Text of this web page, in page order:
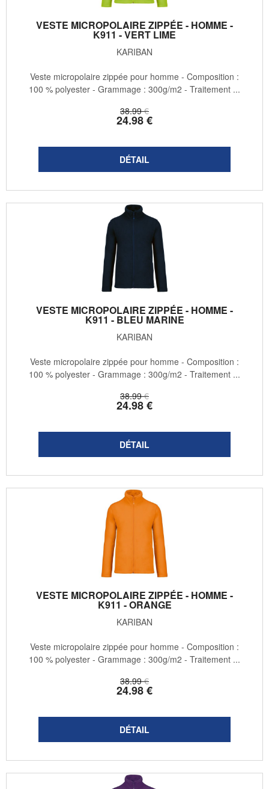
VESTE MICROPOLAIRE ZIPPÉE - HOMME -
K911 - VERT LIME
KARIBAN
38.99 €
24.98€
Veste micropolaire zippée pour homme - Composition :
100 % polyester - Grammage : 300g/m2 - Traitement ...
VESTE MICROPOLAIRE ZIPPÉE - HOMME -
K911 - BLEU MARINE
KARIBAN
38.99 €
24.98€
Veste micropolaire zippée pour homme - Composition :
100 % polyester - Grammage : 300g/m2 - Traitement ...
VESTE MICROPOLAIRE ZIPPÉE - HOMME -
K911 - ORANGE
KARIBAN
38.99 €
24.98€
Veste micropolaire zippée pour homme - Composition :
100 % polyester - Grammage : 300g/m2 - Traitement ...